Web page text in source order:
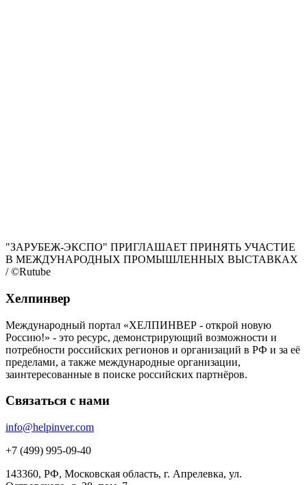
"ЗАРУБЕЖ-ЭКСПО" ПРИГЛАШАЕТ ПРИНЯТЬ УЧАСТИЕ
В МЕЖДУНАРОДНЫХ ПРОМЫШЛЕННЫХ ВЫСТАВКАХ
/ ©Rutube
Хелпинвер
Международный портал «ХЕЛПИНВЕР - открой новую
Россию!» - это ресурс, демонстрирующий возможности и
потребности российских регионов и организаций в РФ и за её
пределами, а также международные организации,
заинтересованные в поиске российских партнёров.
Связаться с нами
info@helpinver.com
+7 (499) 995-09-40
143360, РФ, Московская область, г. Апрелевка, ул.